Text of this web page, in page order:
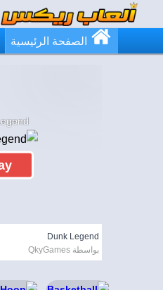
الصفحة الرئيسية
Dunk Legend
بواسطة QkyGames